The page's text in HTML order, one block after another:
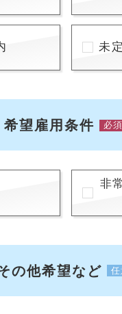
未定
希望雇用条件 必須
非
の他希望など 任